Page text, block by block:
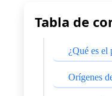
Tabla de
¿Qué es el
Orígenes